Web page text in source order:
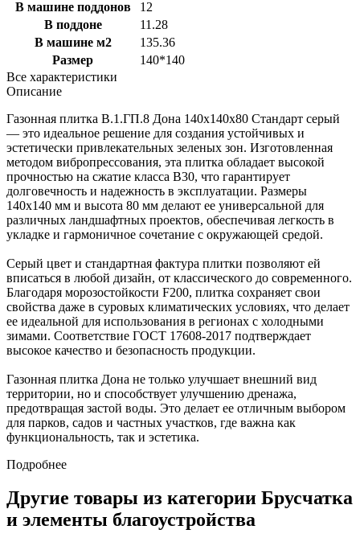
В машине поддонов
12
В поддоне
11.28
В машине м2
135.36
Размер
140*140
Все характеристики
Описание
Газонная плитка В.1.ГП.8 Дона 140х140х80 Стандарт серый
— это идеальное решение для создания устойчивых и
эстетически привлекательных зеленых зон. Изготовленная
методом вибропрессования, эта плитка обладает высокой
прочностью на сжатие класса В30, что гарантирует
долговечность и надежность в эксплуатации. Размеры
140х140 мм и высота 80 мм делают ее универсальной для
различных ландшафтных проектов, обеспечивая легкость в
укладке и гармоничное сочетание с окружающей средой.
Серый цвет и стандартная фактура плитки позволяют ей
вписаться в любой дизайн, от классического до современного.
Благодаря морозостойкости F200, плитка сохраняет свои
свойства даже в суровых климатических условиях, что делает
ее идеальной для использования в регионах с холодными
зимами. Соответствие ГОСТ 17608-2017 подтверждает
высокое качество и безопасность продукции.
Газонная плитка Дона не только улучшает внешний вид
территории, но и способствует улучшению дренажа,
предотвращая застой воды. Это делает ее отличным выбором
для парков, садов и частных участков, где важна как
функциональность, так и эстетика.
Подробнее
Другие товары из категории Брусчатка
и элементы благоустройства